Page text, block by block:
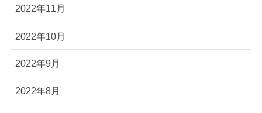
2022年11月
2022年10月
2022年9月
2022年8月